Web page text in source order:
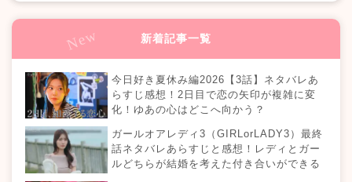
新着記事一覧
今日好き夏休み編2026【3話】ネタバレあ
らすじ感想！2日目で恋の矢印が複雑に変
化！ゆあの心はどこへ向かう？
ガールオアレディ3（GIRLorLADY3）最終
話ネタバレあらすじと感想！レディとガー
ルどちらが結婚を考えた付き合いができる